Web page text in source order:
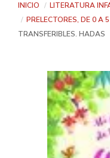
INICIO LITERATURA
PRELECTORES, DE 0 A
TRANSFERIBLES. HADAS